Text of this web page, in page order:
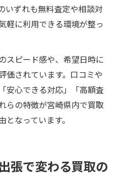
いずれも無料査定や相談対
軽に利用できる環境が整っ
スピード感や、希望日時に
価されています。口コミや
安心できる対応」「高額査
らの特徴が宮崎県内で買取
なっています。
張で変わる買取の